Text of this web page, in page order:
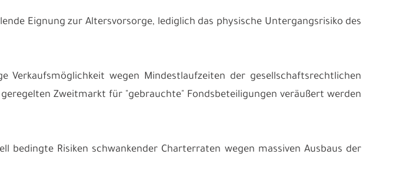
Eignung zur Altersvorsorge, lediglich das physische Untergangsrisiko des
Verkaufsmöglichkeit wegen Mindestlaufzeiten der gesellschaftsrechtlichen
Zweitmarkt für "gebrauchte" Fondsbeteiligungen veräußert werden
bedingte Risiken schwankender Charterraten wegen massiven Ausbaus der